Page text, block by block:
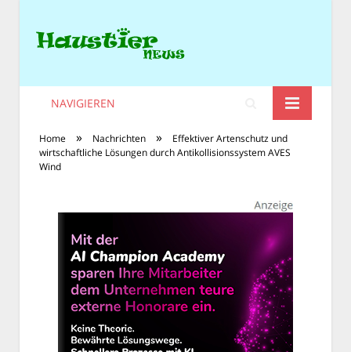
NAVIGIEREN
Home » Nachrichten »
Effektiver Artenschutz und
wirtschaftliche Lösungen durch Antikollisionssystem AVES
Wind